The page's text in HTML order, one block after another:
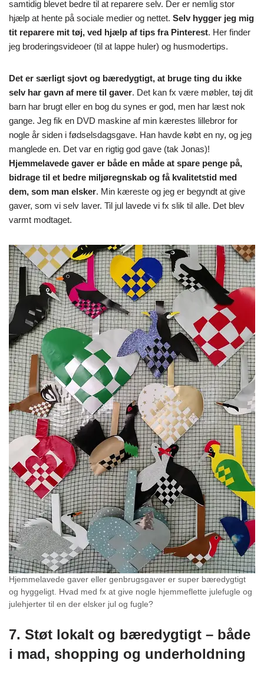
samtidig blevet bedre til at reparere selv. Der er nemlig stor
hjælp at hente på sociale medier og nettet. Selv hygger jeg mig
tit reparere mit tøj, ved hjælp af tips fra Pinterest. Her finder
jeg broderingsvideoer (til at lappe huler) og husmodertips.
Det er særligt sjovt og bæredygtigt, at bruge ting du ikke
selv har gavn af mere til gaver. Det kan fx være møbler, tøj dit
barn har brugt eller en bog du synes er god, men har læst nok
gange. Jeg fik en DVD maskine af min kærestes lillebror for
nogle år siden i fødselsdagsgave. Han havde købt en ny, og jeg
manglede en. Det var en rigtig god gave (tak Jonas)!
Hjemmelavede gaver er både en måde at spare penge på,
bidrage til et bedre miljøregnskab og få kvalitetstid med
dem, som man elsker. Min kæreste og jeg er begyndt at give
gaver, som vi selv laver. Til jul lavede vi fx slik til alle. Det blev
varmt modtaget.
Hjemmelavede gaver eller genbrugsgaver er super bæredygtigt
og hyggeligt. Hvad med fx at give nogle hjemmeflette julefugle og
julehjerter til en der elsker jul og fugle?
7. Støt lokalt og bæredygtigt – både
i mad, shopping og underholdning